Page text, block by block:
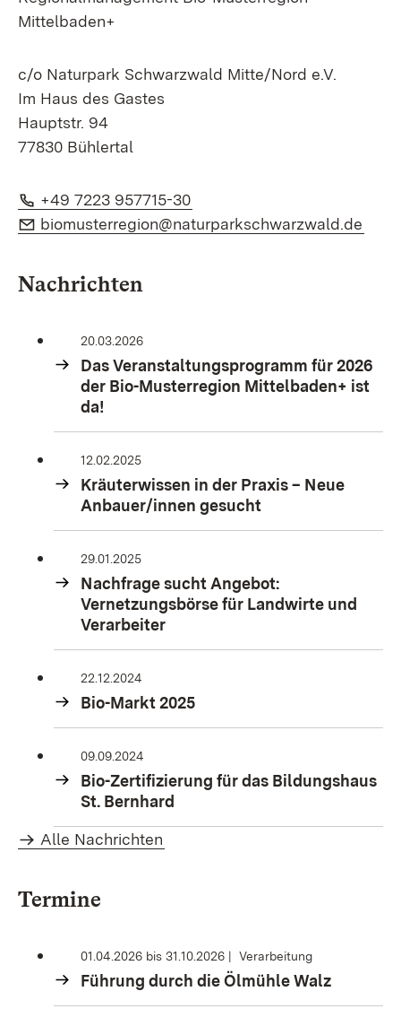
Mittelbaden+
c/o Naturpark Schwarzwald Mitte/Nord e.V.
Im Haus des Gastes
Hauptstr. 94
77830 Bühlertal
Telefon:
+49 7223 957715-30
E-Mail:
biomusterregion@naturparkschwarzwald.de
Nachrichten
20.03.2026
Das Veranstaltungsprogramm für 2026
der Bio-Musterregion Mittelbaden+ ist
da!
12.02.2025
Kräuterwissen in der Praxis – Neue
Anbauer/innen gesucht
29.01.2025
Nachfrage sucht Angebot:
Vernetzungsbörse für Landwirte und
Verarbeiter
22.12.2024
Bio-Markt 2025
09.09.2024
Bio-Zertifizierung für das Bildungshaus
St. Bernhard
Alle Nachrichten
Termine
01.04.2026 bis 31.10.2026 Verarbeitung
Führung durch die Ölmühle Walz